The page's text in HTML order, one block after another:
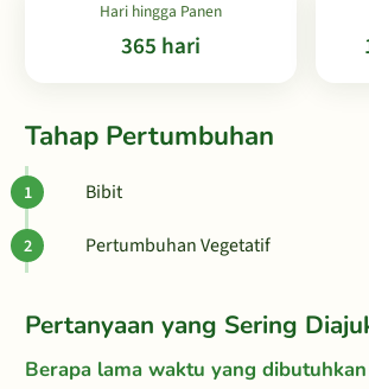
Hari hingga Panen
365 hari
Tahap Pertumbuhan
Bibit
Pertumbuhan Vegetatif
Pertanyaan yang Sering
Berapa lama waktu yang